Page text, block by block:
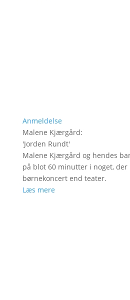
Anmeldelse
Malene Kjærgård:
'Jorden Rundt'
Malene Kjærgård og hendes
på blot 60 minutter i noget, der
børnekoncert end teater.
Læs mere